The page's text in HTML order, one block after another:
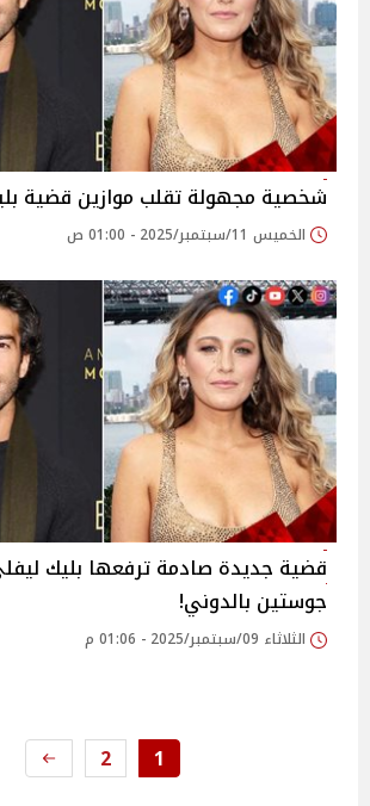
شخصية مجهولة تقلب موازين قضية
الخميس 11/سبتمبر/2025 - 01:00 ص
قضية جديدة صادمة ترفعها بليك
جوستين بالدوني!
الثلاثاء 09/سبتمبر/2025 - 01:06 م
1
2